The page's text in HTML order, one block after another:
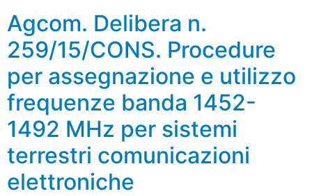
Agcom. Delibera n.
259/15/CONS. Procedure
per assegnazione e utilizzo
frequenze banda 1452-
1492 MHz per sistemi
terrestri comunicazioni
elettroniche